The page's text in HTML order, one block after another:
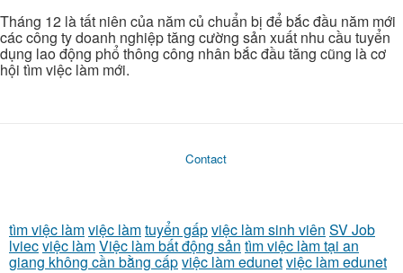
Tháng 12 là tất niên của năm củ chuẩn bị để bắc đầu năm mới
các công ty doanh nghiệp tăng cường sản xuất nhu cầu tuyển
dụng lao động phổ thông công nhân bắc đầu tăng cũng là cơ
hội tìm việc làm mới.
Contact
tìm việc làmviệc làmtuyển gấpviệc làm sinh viên SV Job
lviecviệc làmViệc làm bất động sản tìm việc làm tại an
giang không cần bằng cấpviệc làm edunetviệc làm edunet